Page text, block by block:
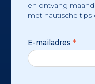
en ontvang
met nautische tips
E-mailadres *